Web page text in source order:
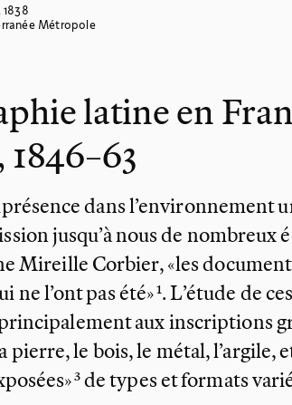
1838
Métropole
latine en
dans l’environnement
jusqu’à nous de nombreux
Mireille Corbier, «les
ne l’ont pas été» . L’étude de ces
principalement aux inscriptions
le bois, le métal, l’argile,
de types et formats